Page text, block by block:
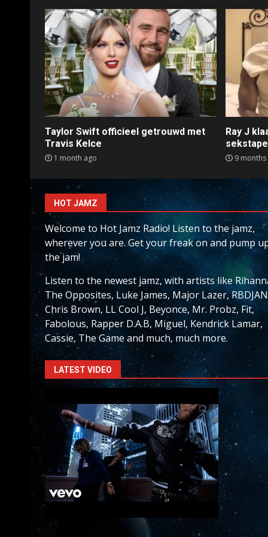
Taylor Swift officieel getrouwd met
Travis Kelce
1 month ago
Ray J
sekstape
9 months
HOT JAMZ
Welcome to Hot Jamz Radio! Listen to the jamz,
wherever you are. Get your freak on and pump
the jam!
Listen to the newest jamz, with artists like
The Opposites, Luke James, Major Lazer,
Chris Brown, LL Cool J, Beyonce, Mr. Probz, Fit,
Fabolous, Rapper D.A.B, Miguel, Kendrick Lamar,
Cassie, The Game and much, much more.
LATEST VIDEO